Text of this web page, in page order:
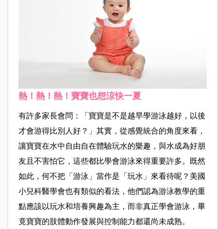
熱！熱！熱！寶寶也想涼快一夏
有許多家長會問：「寶寶是不是越早學游泳越好，以後
才會游得比別人好？」其實，從感覺統合的角度來看，
讓寶寶在水中自由自在體驗玩水的樂趣，與水成為好朋
友且不害怕它，這些都比學會游泳來得重要許多。既然
如此，何不把「游泳」當作是「玩水」來看待呢？美國
小兒科醫學會也有類似的看法，他們認為游泳教學的重
點應該以玩水和培養興趣為主，而非真正學會游泳，畢
竟寶寶的肢體動作發展與控制能力都還尚未成熟。